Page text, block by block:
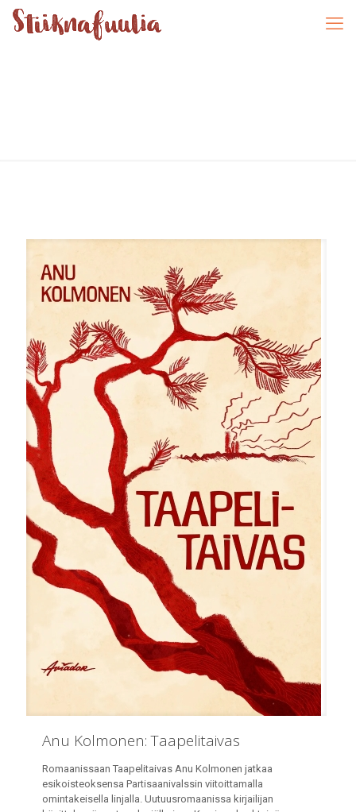
Anu Kolmonen: Taapelitaivas
Romaanissaan Taapelitaivas Anu Kolmonen jatkaa
esikoisteoksensa Partisaanivalssin viitoittamalla
omintakeisella linjalla. Uutuusromaanissa kirjailijan